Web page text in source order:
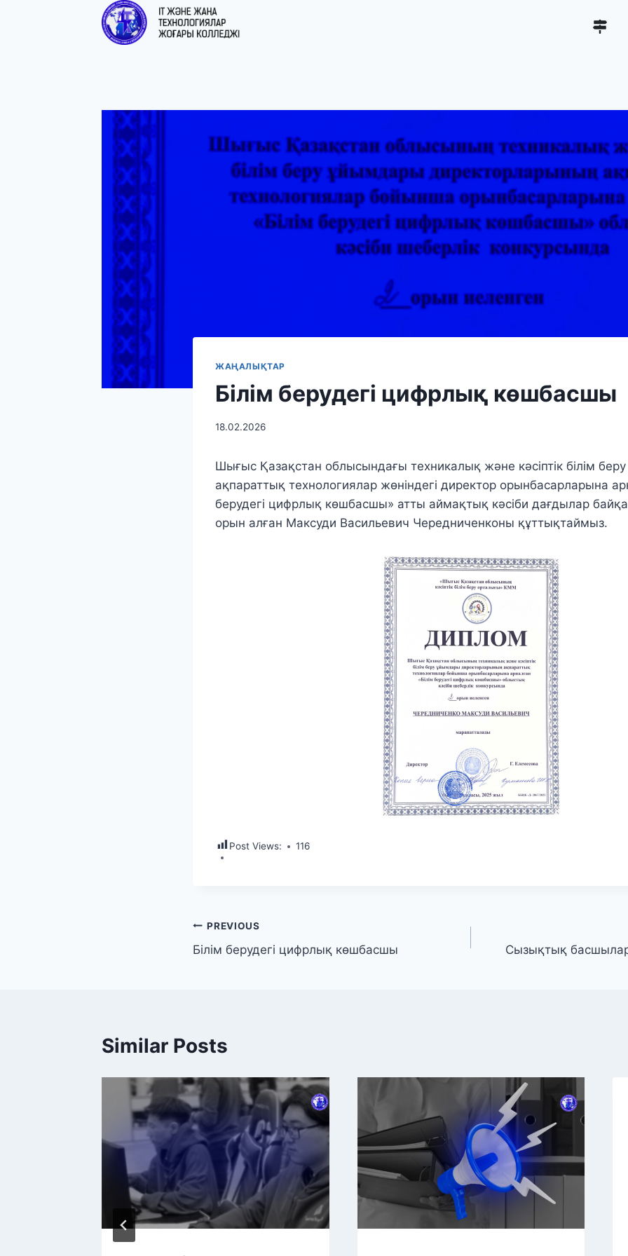
ЖАҢАЛЫҚТАР
Білім берудегі цифрлық көшбасшы
18.02.2026
Шығыс Қазақстан облысындағы техникалық және кәсіптік білім
ақпараттық технологиялар жөніндегі директор орынбасарларына
берудегі цифрлық көшбасшы» атты аймақтық кәсіби дағдылар
орын алған Максуди Васильевич Чередниченконы құттықтаймыз.
Post Views: 116
PREVIOUS
Білім берудегі цифрлық көшбасшы Сызықтық басшылар
Similar Posts